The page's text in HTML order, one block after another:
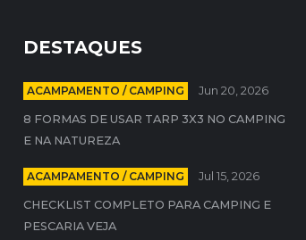
DESTAQUES
ACAMPAMENTO / CAMPING Jun 20, 2026
8 FORMAS DE USAR TARP 3X3 NO CAMPING
E NA NATUREZA
ACAMPAMENTO / CAMPING Jul 15, 2026
CHECKLIST COMPLETO PARA CAMPING E
PESCARIA VEJA